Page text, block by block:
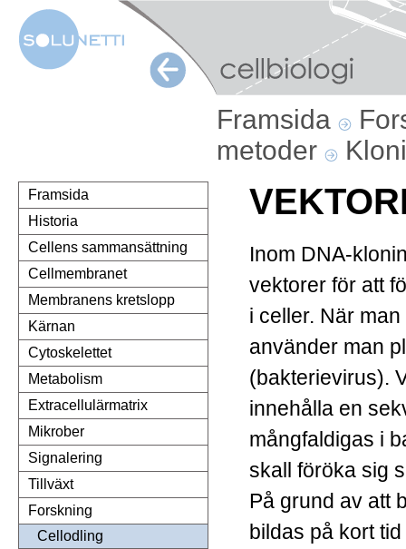
Framsida
metoder
Framsida
Historia
Cellens sammansättning
Cellmembranet
Membranens kretslopp
Kärnan
Cytoskelettet
Metabolism
Extracellulärmatrix
Mikrober
Signalering
Tillväxt
Forskning
Cellodling
Inom DNA-
vektorer för att
i celler. När
använder man
(bakterievirus).
innehålla en
mångfaldigas i
skall föröka sig
På grund av att
bildas på kort